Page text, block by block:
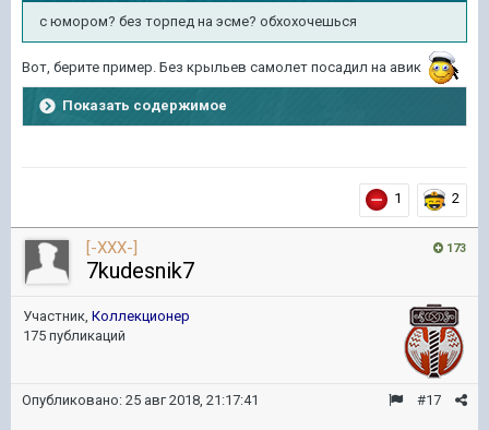
с юмором? без торпед на эсме? обхохочешься
Вот, берите пример. Без крыльев самолет посадил на авик
Показать содержимое
1 2
173
[-XXX-]
7kudesnik7
Участник, Коллекционер
175 публикаций
#17
Опубликовано: 25 авг 2018, 21:17:41